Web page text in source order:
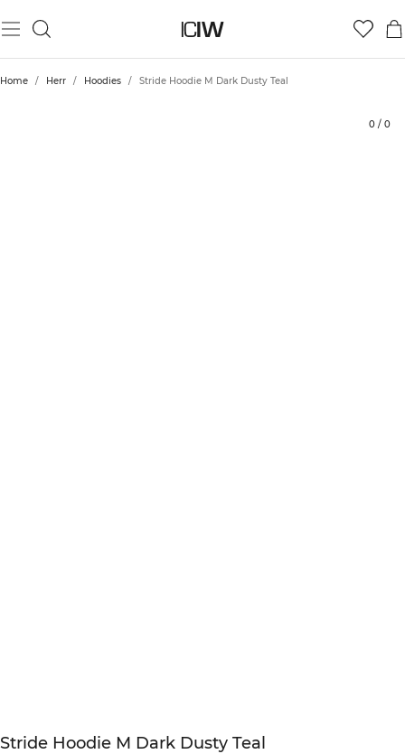
Home / Herr / Hoodies / Stride Hoodie M Dark Dusty Teal
0 / 0
Stride Hoodie M Dark Dusty Teal